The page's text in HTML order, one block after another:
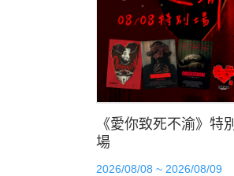
《愛你致死不渝》特別
場
2026/08/08 ~ 2026/08/09